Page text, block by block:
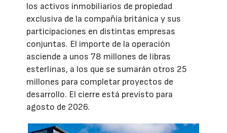
los activos inmobiliarios de propiedad
exclusiva de la compañía británica y sus
participaciones en distintas empresas
conjuntas. El importe de la operación
asciende a unos 78 millones de libras
esterlinas, a los que se sumarán otros 25
millones para completar proyectos de
desarrollo. El cierre está previsto para
agosto de 2026.